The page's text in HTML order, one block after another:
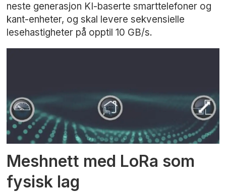
neste generasjon KI-baserte smarttelefoner og
kant-enheter, og skal levere sekvensielle
lesehastigheter på opptil 10 GB/s.
Meshnett med LoRa som
fysisk lag